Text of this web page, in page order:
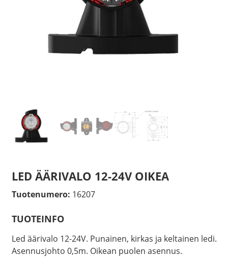
LED ÄÄRIVALO 12-24V OIKEA
Tuotenumero: 16207
TUOTEINFO
Led äärivalo 12-24V. Punainen, kirkas ja keltainen ledi.
Asennusjohto 0,5m. Oikean puolen asennus.